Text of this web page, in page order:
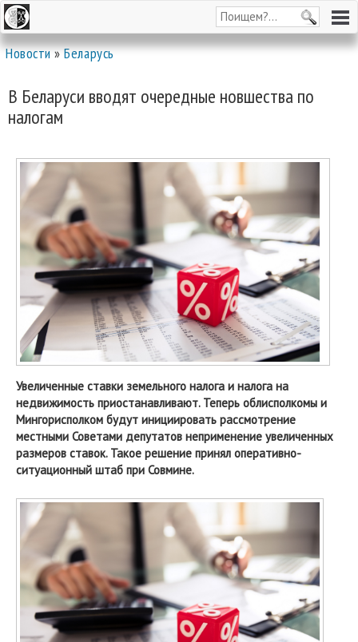
Новости»Беларусь
В Беларуси вводят очередные новшества по
налогам
Увеличенные ставки земельного налога и налога на
недвижимость приостанавливают. Теперь облисполкомы и
Мингорисполком будут инициировать рассмотрение
местными Советами депутатов неприменение увеличенных
размеров ставок. Такое решение принял оперативно-
ситуационный штаб при Совмине.